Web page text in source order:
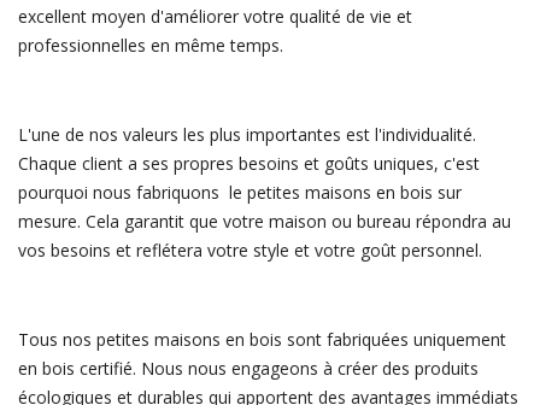
excellent moyen d'améliorer votre qualité de vie et
professionnelles en même temps.
L'une de nos valeurs les plus importantes est l'individualité.
Chaque client a ses propres besoins et goûts uniques, c'est
pourquoi nous fabriquons le petites maisons en bois sur
mesure. Cela garantit que votre maison ou bureau répondra au
vos besoins et reflétera votre style et votre goût personnel.
Tous nos petites maisons en bois sont fabriquées uniquement
en bois certifié. Nous nous engageons à créer des produits
écologiques et durables qui apportent des avantages immédiats